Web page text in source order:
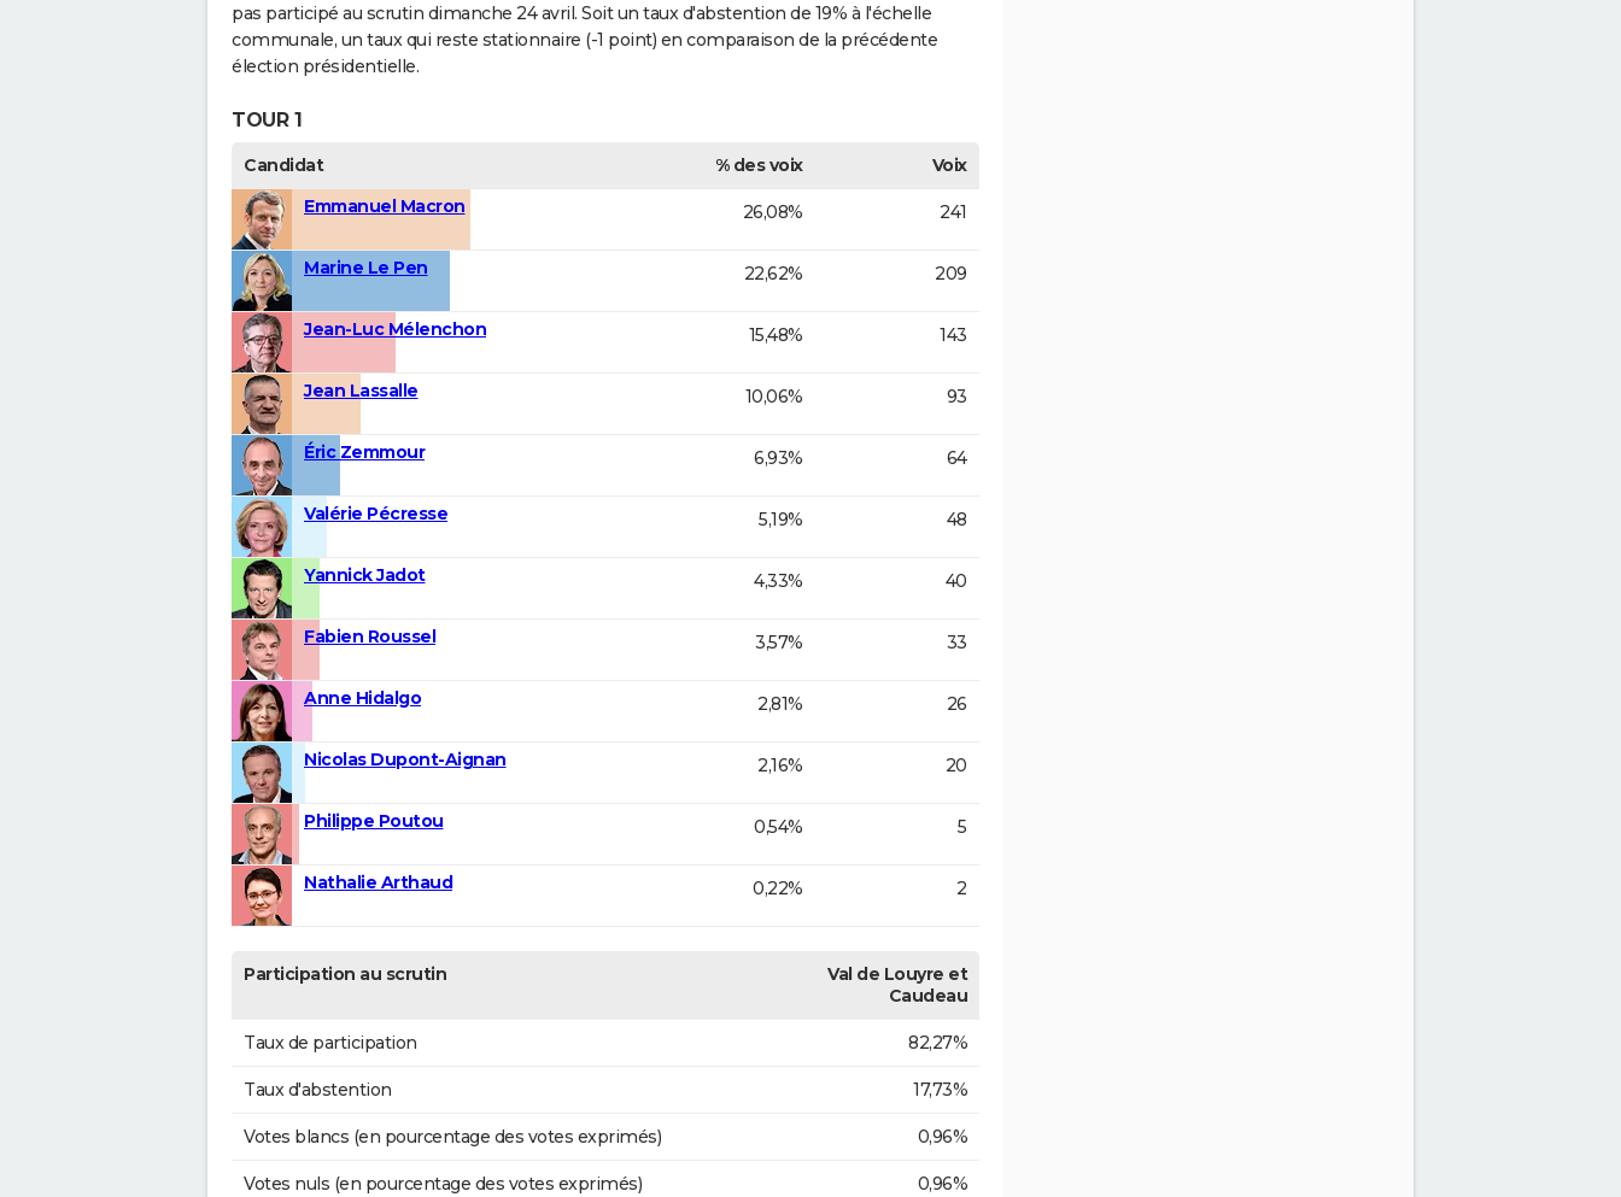
pas participé au scrutin dimanche 24 avril. Soit un taux d'abstention de 19% à l'échelle
communale, un taux qui reste stationnaire (-1 point) en comparaison de la précédente
élection présidentielle.
TOUR 1
Candidat % des voix
Voix
Emmanuel Macron
26,08% 241
Marine Le Pen 22,62% 209
Jean-Luc Mélenchon 15,48% 143
Jean Lassalle 10,06% 93
Éric Zemmour 6,93% 64
Valérie Pécresse 5,19% 48
Yannick Jadot 4,33% 40
Fabien Roussel 3,57% 33
Anne Hidalgo 2,81% 26
Nicolas Dupont-Aignan 2,16% 20
Philippe Poutou 0,54% 5
Nathalie Arthaud 0,22% 2
Participation au scrutin
Val de Louyre et
Caudeau
Taux de participation 82,27%
Taux d'abstention 17,73%
Votes blancs (en pourcentage des votes exprimés) 0,96%
Votes nuls (en pourcentage des votes exprimés) 0,96%